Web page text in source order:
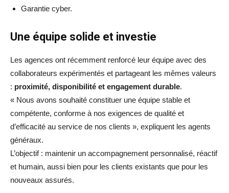
Garantie cyber.
Une équipe solide et investie
Les agences ont récemment renforcé leur équipe avec des
collaborateurs expérimentés et partageant les mêmes valeurs
: proximité, disponibilité et engagement durable.
« Nous avons souhaité constituer une équipe stable et
compétente, conforme à nos exigences de qualité et
d’efficacité au service de nos clients », expliquent les agents
généraux.
L’objectif : maintenir un accompagnement personnalisé, réactif
et humain, aussi bien pour les clients existants que pour les
nouveaux assurés.